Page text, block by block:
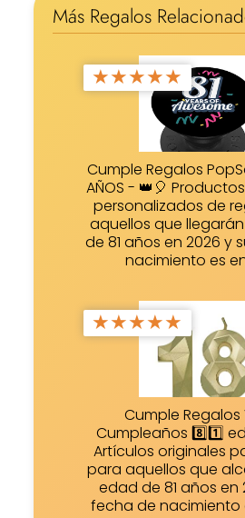
Más Regalos
★★★★★
Cumple Regalos
AÑOS - 👑🎈
personalizados de
aquellos que
de 81 años en 2026 y
nacimiento es
★★★★★
Cumple Regalos
Cumpleaños 8️⃣1️⃣
Artículos originales
para aquellos que
edad de 81 años en
fecha de nacimiento